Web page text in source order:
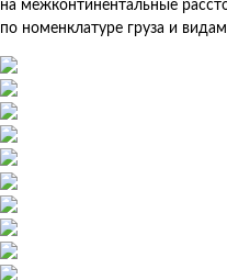
на межконтинентальные
по номенклатуре груза и